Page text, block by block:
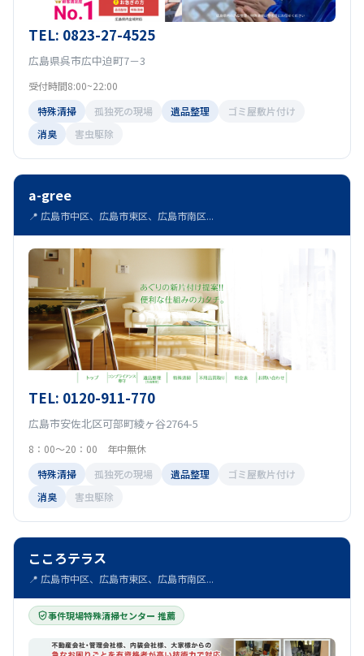
TEL: 0823-27-4525
広島県呉市広中迫町7－3
受付時間8:00~22:00
特殊清掃
孤独死の現場 遺品整理
ゴミ屋敷片付け
消臭
害虫駆除
a-gree
📍 広島市中区、広島市東区、広島市南区...
TEL: 0120-911-770
広島市安佐北区可部町綾ヶ谷2764-5
8：00～20：00 年中無休
特殊清掃
孤独死の現場 遺品整理
ゴミ屋敷片付け
消臭
害虫駆除
こころテラス
📍 広島市中区、広島市東区、広島市南区...
事件現場特殊清掃センター 推薦